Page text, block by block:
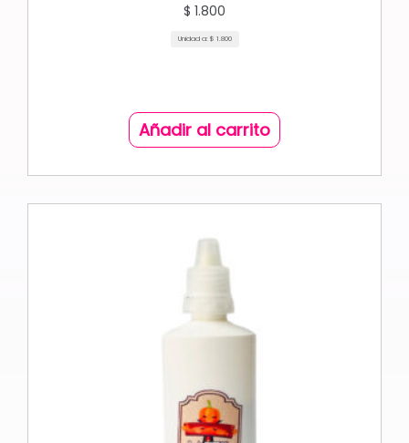
$ 1.800
Unidad a: $ 1.800
Añadir al carrito